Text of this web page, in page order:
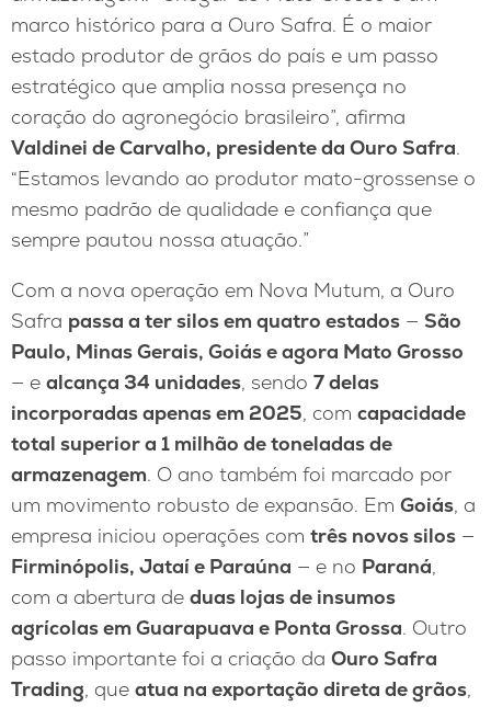
marco histórico para a Ouro Safra. É o maior
estado produtor de grãos do país e um passo
estratégico que amplia nossa presença no
coração do agronegócio brasileiro”, afirma
Valdinei de Carvalho, presidente da Ouro Safra.
“Estamos levando ao produtor mato-grossense o
mesmo padrão de qualidade e confiança que
sempre pautou nossa atuação.”
Com a nova operação em Nova Mutum, a Ouro
Safra passa a ter silos em quatro estados — São
Paulo, Minas Gerais, Goiás e agora Mato Grosso
— e alcança 34 unidades, sendo 7 delas
incorporadas apenas em 2025, com capacidade
total superior a 1 milhão de toneladas de
armazenagem. O ano também foi marcado por
um movimento robusto de expansão. Em Goiás, a
empresa iniciou operações com três novos silos —
Firminópolis, Jataí e Paraúna — e no Paraná,
com a abertura de duas lojas de insumos
agrícolas em Guarapuava e Ponta Grossa. Outro
passo importante foi a criação da Ouro Safra
Trading, que atua na exportação direta de grãos,